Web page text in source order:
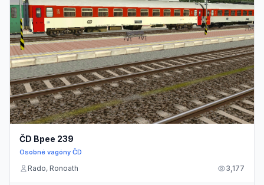
ČD Bpee 239
Osobné vagóny ČD
Rado, Ronoath 3,177